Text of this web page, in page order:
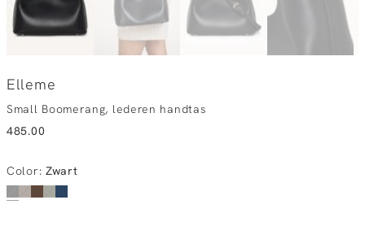
Elleme
Small Boomerang, lederen handtas
485.00
Color: Zwart